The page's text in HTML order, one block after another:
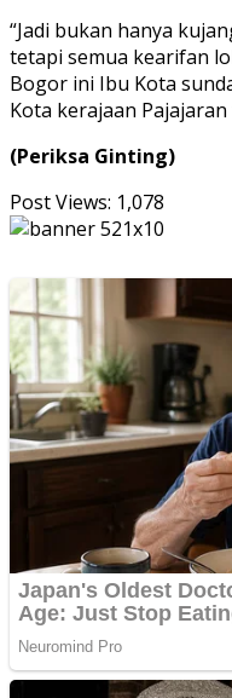
“Jadi bukan hanya
tetapi semua kearifan
Bogor ini Ibu Kota
Kota kerajaan
(Periksa Ginting)
Post Views: 1,078